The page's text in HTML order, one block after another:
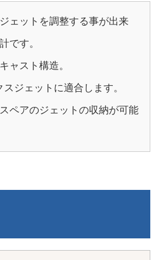
ットを調整する事が出来
です。
スト構造。
ェットに適合します。
アのジェットの収納が可能